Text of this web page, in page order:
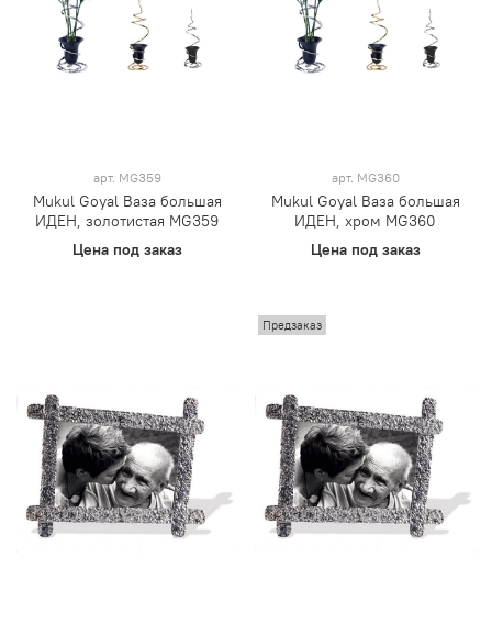
арт. MG359
Mukul Goyal Ваза большая
ИДЕН, золотистая MG359
Цена под заказ
арт. MG360
Mukul Goyal Ваза большая
ИДЕН, хром MG360
Цена под заказ
Предзаказ